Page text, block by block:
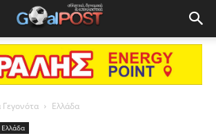
Γεγονότα Ελλάδα
Ελλάδα